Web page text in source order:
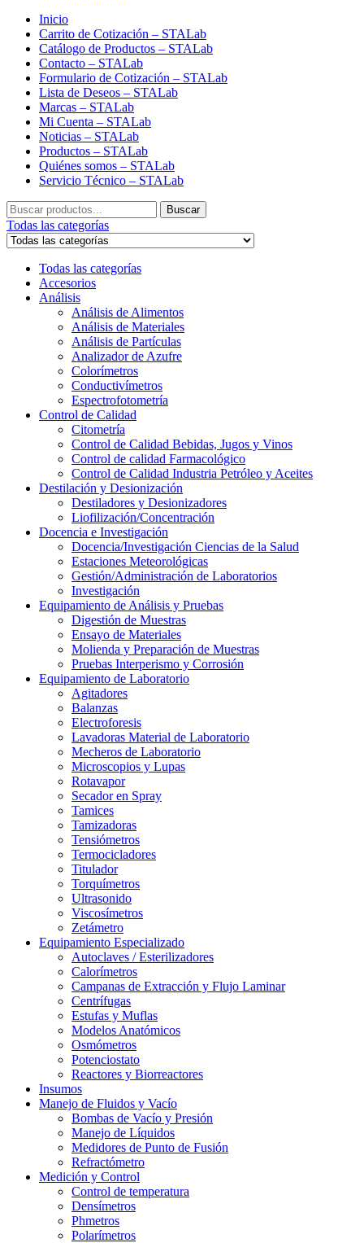
Inicio
Carrito de Cotización – STALab
Catálogo de Productos – STALab
Contacto – STALab
Formulario de Cotización – STALab
Lista de Deseos – STALab
Marcas – STALab
Mi Cuenta – STALab
Noticias – STALab
Productos – STALab
Quiénes somos – STALab
Servicio Técnico – STALab
Buscar
por:
Buscar
Todas las categorías
Todas las categorías
Accesorios
Análisis
Análisis de Alimentos
Análisis de Materiales
Análisis de Partículas
Analizador de Azufre
Colorímetros
Conductivímetros
Espectrofotometría
Control de Calidad
Citometría
Control de Calidad Bebidas, Jugos y Vinos
Control de calidad Farmacológico
Control de Calidad Industria Petróleo y Aceites
Destilación y Desionización
Destiladores y Desionizadores
Liofilización/Concentración
Docencia e Investigación
Docencia/Investigación Ciencias de la Salud
Estaciones Meteorológicas
Gestión/Administración de Laboratorios
Investigación
Equipamiento de Análisis y Pruebas
Digestión de Muestras
Ensayo de Materiales
Molienda y Preparación de Muestras
Pruebas Interperismo y Corrosión
Equipamiento de Laboratorio
Agitadores
Balanzas
Electroforesis
Lavadoras Material de Laboratorio
Mecheros de Laboratorio
Microscopios y Lupas
Rotavapor
Secador en Spray
Tamices
Tamizadoras
Tensiómetros
Termocicladores
Titulador
Torquímetros
Ultrasonido
Viscosímetros
Zetámetro
Equipamiento Especializado
Autoclaves / Esterilizadores
Calorímetros
Campanas de Extracción y Flujo Laminar
Centrífugas
Estufas y Muflas
Modelos Anatómicos
Osmómetros
Potenciostato
Reactores y Biorreactores
Insumos
Manejo de Fluidos y Vacío
Bombas de Vacío y Presión
Manejo de Líquidos
Medidores de Punto de Fusión
Refractómetro
Medición y Control
Control de temperatura
Densímetros
Phmetros
Polarímetros